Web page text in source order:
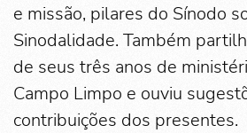
e missão, pilares do Sínodo
Sinodalidade. Também
de seus três anos de
Campo Limpo e ouviu
contribuições dos presentes.